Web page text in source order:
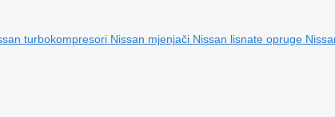
turbokompresori Nissan mjenjači Nissan lisnate opruge